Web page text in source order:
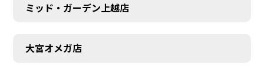
ミッド・ガーデン上越店
大宮オメガ店